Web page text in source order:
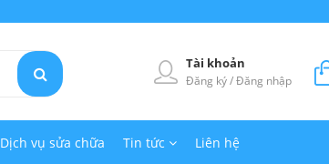
Tài khoản
Đăng ký/Đăng nhập
Dịch vụ sửa chữa Tin tức Liên hệ